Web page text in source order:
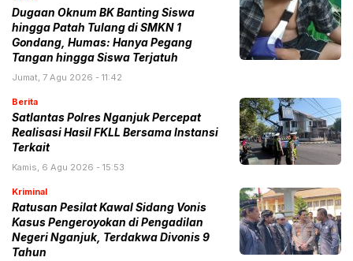
Dugaan Oknum BK Banting Siswa
hingga Patah Tulang di SMKN 1
Gondang, Humas: Hanya Pegang
Tangan hingga Siswa Terjatuh
Jumat, 7 Agu 2026 - 11:42
Berita
Satlantas Polres Nganjuk Percepat
Realisasi Hasil FKLL Bersama Instansi
Terkait
Kamis, 6 Agu 2026 - 15:53
Kriminal
Ratusan Pesilat Kawal Sidang Vonis
Kasus Pengeroyokan di Pengadilan
Negeri Nganjuk, Terdakwa Divonis 9
Tahun